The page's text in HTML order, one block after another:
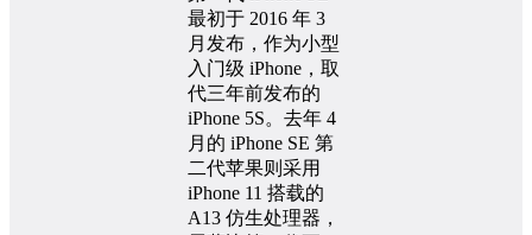
最初于 2016 年 3
月发布，作为小型
入门级 iPhone，取
代三年前发布的
iPhone 5S。去年 4
月的 iPhone SE 第
二代苹果则采用
iPhone 11 搭载的
A13 仿生处理器，